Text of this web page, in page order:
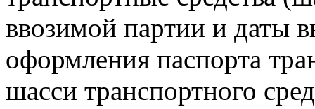
ввозимой партии и даты
оформления паспорта
шасси транспортного